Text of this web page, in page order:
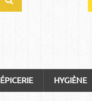
ÉPICERIE HYGIÈNE